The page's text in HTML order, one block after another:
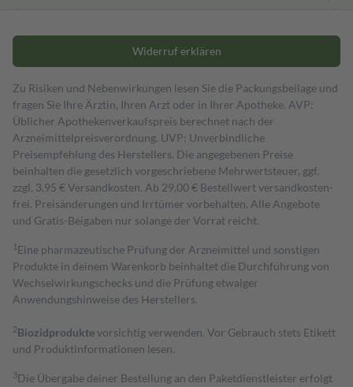
Widerruf erklären
Zu Risiken und Nebenwirkungen lesen Sie die Packungsbeilage und
fragen Sie Ihre Ärztin, Ihren Arzt oder in Ihrer Apotheke. AVP:
Üblicher Apothekenverkaufspreis berechnet nach der
Arzneimittelpreisverordnung. UVP: Unverbindliche
Preisempfehlung des Herstellers. Die angegebenen Preise
beinhalten die gesetzlich vorgeschriebene Mehrwertsteuer, ggf.
zzgl. 3,95 € Versandkosten. Ab 29,00 € Bestell­wert versand­kosten­
frei. Preisänderungen und Irrtümer vorbehalten. Alle Angebote
und Gratis-Beigaben nur solange der Vorrat reicht.
1 Eine pharmazeutische Prüfung der Arzneimittel und sonstigen
Produkte in deinem Warenkorb beinhaltet die Durchführung von
Wechselwirkungschecks und die Prüfung etwaiger
Anwendungshinweise des Herstellers.
2Biozidproduktevorsichtig verwenden. Vor Gebrauch stets Etikett
und Produktinformationen lesen.
3Die Übergabe deiner Bestellung an den Paketdienstleister erfolgt